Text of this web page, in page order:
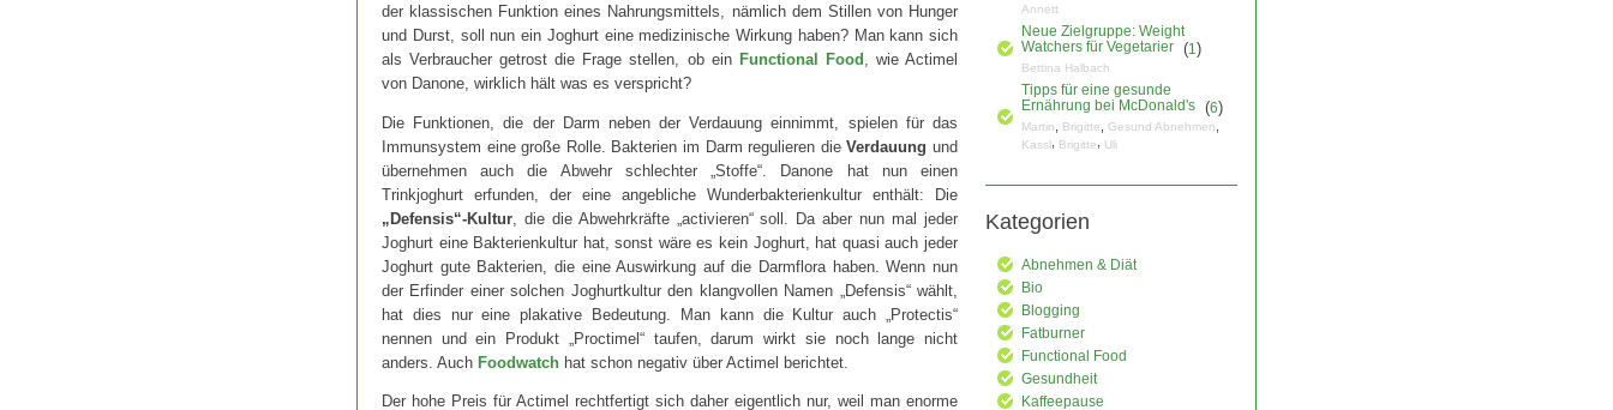
der klassischen Funktion eines Nahrungsmittels, nämlich dem Stillen von Hunger
und Durst, soll nun ein Joghurt eine medizinische Wirkung haben? Man kann sich
als Verbraucher getrost die Frage stellen, ob ein Functional Food
, wie Actimel
von Danone, wirklich hält was es verspricht?
Die Funktionen, die der Darm neben der Verdauung einnimmt, spielen für das
Immunsystem eine große Rolle. Bakterien im Darm regulieren dieVerdauung und
übernehmen auch die Abwehr schlechter „Stoffe“. Danone hat nun einen
Trinkjoghurt erfunden, der eine angebliche Wunderbakterienkultur enthält: Die
„Defensis“-Kultur , die die Abwehrkräfte „activieren“ soll. Da aber nun mal jeder
Joghurt eine Bakterienkultur hat, sonst wäre es kein Joghurt, hat quasi auch jeder
Joghurt gute Bakterien, die eine Auswirkung auf die Darmflora haben. Wenn nun
der Erfinder einer solchen Joghurtkultur den klangvollen Namen „Defensis“ wählt,
hat dies nur eine plakative Bedeutung. Man kann die Kultur auch „Protectis“
nennen und ein Produkt „Proctimel“ taufen, darum wirkt sie noch lange nicht
anders. Auch Foodwatch hat schon negativ über Actimel berichtet.
Der hohe Preis für Actimel rechtfertigt sich daher eigentlich nur, weil man enorme
Annett
Neue Zielgruppe: Weight
Watchers für Vegetarier (1 )
Bettina Halbach
Tipps für eine gesunde
Ernährung bei McDonald's (6)
Martin Brigitte Gesund Abnehmen
Kassl, Brigitte, Uli
Kategorien
Abnehmen & Diät
Bio
Blogging
Fatburner
Functional Food
Gesundheit
Kaffeepause